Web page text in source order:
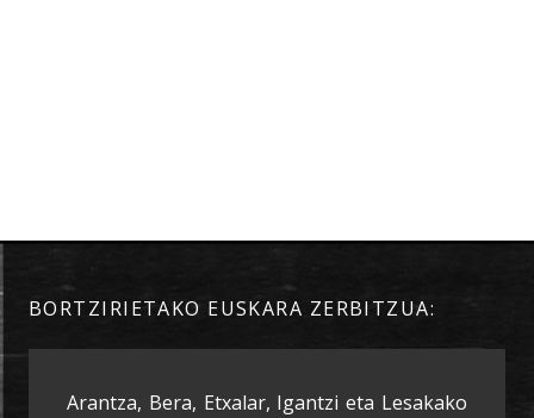
BORTZIRIETAKO EUSKARA ZERBITZUA:
Arantza, Bera, Etxalar, Igantzi eta Lesakako